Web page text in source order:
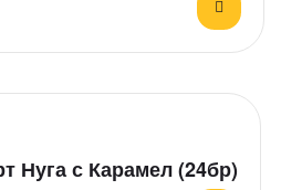
Нуга с Карамел (24бр)